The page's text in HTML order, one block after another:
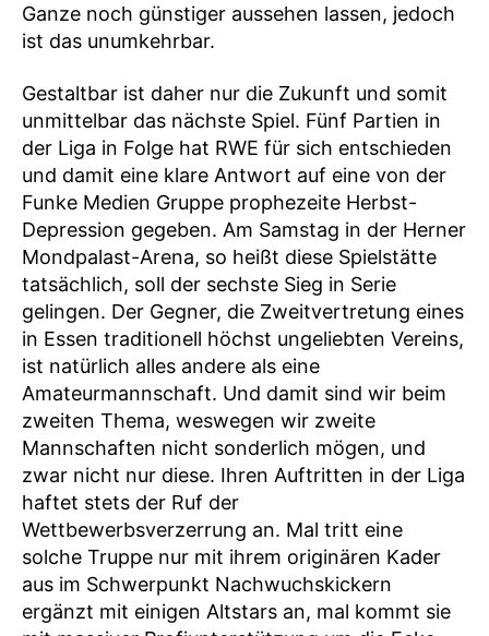
Ganze noch günstiger aussehen lassen, jedoch
ist das unumkehrbar.
Gestaltbar ist daher nur die Zukunft und somit
unmittelbar das nächste Spiel. Fünf Partien in
der Liga in Folge hat RWE für sich entschieden
und damit eine klare Antwort auf eine von der
Funke Medien Gruppe prophezeite Herbst-
Depression gegeben. Am Samstag in der Herner
Mondpalast-Arena, so heißt diese Spielstätte
tatsächlich, soll der sechste Sieg in Serie
gelingen. Der Gegner, die Zweitvertretung eines
in Essen traditionell höchst ungeliebten Vereins,
ist natürlich alles andere als eine
Amateurmannschaft. Und damit sind wir beim
zweiten Thema, weswegen wir zweite
Mannschaften nicht sonderlich mögen, und
zwar nicht nur diese. Ihren Auftritten in der Liga
haftet stets der Ruf der
Wettbewerbsverzerrung an. Mal tritt eine
solche Truppe nur mit ihrem originären Kader
aus im Schwerpunkt Nachwuchskickern
ergänzt mit einigen Altstars an, mal kommt sie